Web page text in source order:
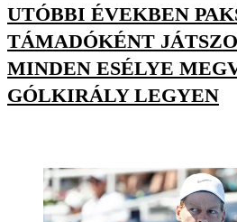
UTÓBBI ÉVEKBEN
TÁMADÓKÉNT
MINDEN ESÉLYE
GÓLKIRÁLY LEGYEN